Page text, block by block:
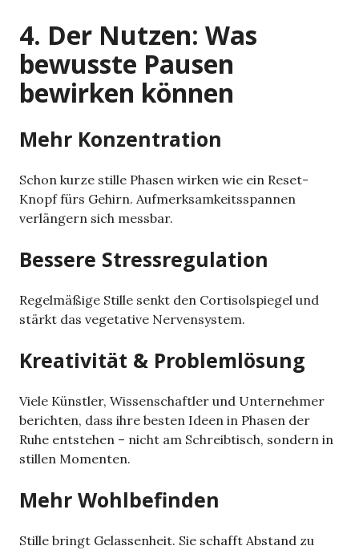
4. Der Nutzen: Was
bewusste Pausen
bewirken können
Mehr Konzentration
Schon kurze stille Phasen wirken wie ein Reset-
Knopf fürs Gehirn. Aufmerksamkeitsspannen
verlängern sich messbar.
Bessere Stressregulation
Regelmäßige Stille senkt den Cortisolspiegel und
stärkt das vegetative Nervensystem.
Kreativität & Problemlösung
Viele Künstler, Wissenschaftler und Unternehmer
berichten, dass ihre besten Ideen in Phasen der
Ruhe entstehen – nicht am Schreibtisch, sondern in
stillen Momenten.
Mehr Wohlbefinden
Stille bringt Gelassenheit. Sie schafft Abstand zu